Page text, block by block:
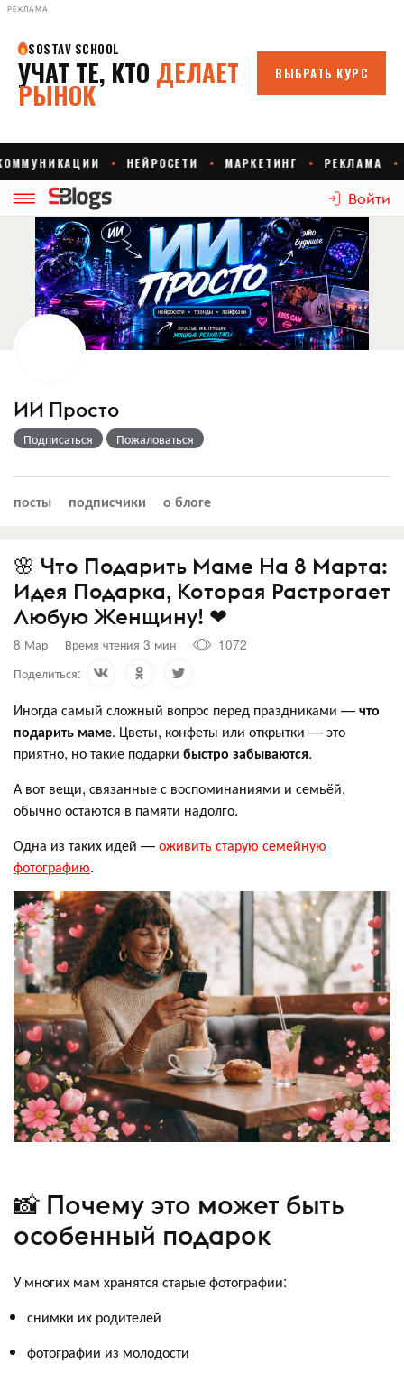
РЕКЛАМА
Войти
ИИ Просто
Подписаться Пожаловаться
посты подписчики о блоге
🌸 Что Подарить Маме На 8 Марта:
Идея Подарка, Которая Растрогает
Любую Женщину! ❤
8 Мар Время чтения 3 мин
1072
Поделиться:
Иногда самый сложный вопрос перед праздниками —что
подарить маме. Цветы, конфеты или открытки — это
приятно, но такие подарки быстро забываются.
А вот вещи, связанные с воспоминаниями и семьёй,
обычно остаются в памяти надолго.
Одна из таких идей —оживить старую семейную
фотографию.
📸 Почему это может быть
особенный подарок
У многих мам хранятся старые фотографии:
снимки их родителей
фотографии из молодости